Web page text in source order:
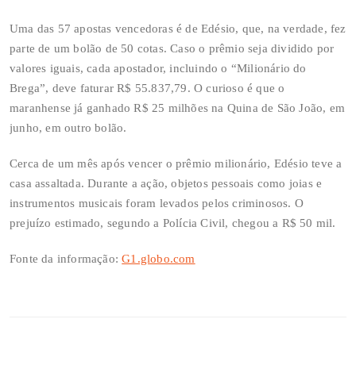
Uma das 57 apostas vencedoras é de Edésio, que, na verdade, fez
parte de um bolão de 50 cotas. Caso o prêmio seja dividido por
valores iguais, cada apostador, incluindo o “Milionário do
Brega”, deve faturar R$ 55.837,79. O curioso é que o
maranhense já ganhado R$ 25 milhões na Quina de São João, em
junho, em outro bolão.
Cerca de um mês após vencer o prêmio milionário, Edésio teve a
casa assaltada. Durante a ação, objetos pessoais como joias e
instrumentos musicais foram levados pelos criminosos. O
prejuízo estimado, segundo a Polícia Civil, chegou a R$ 50 mil.
Fonte da informação:G1.globo.com